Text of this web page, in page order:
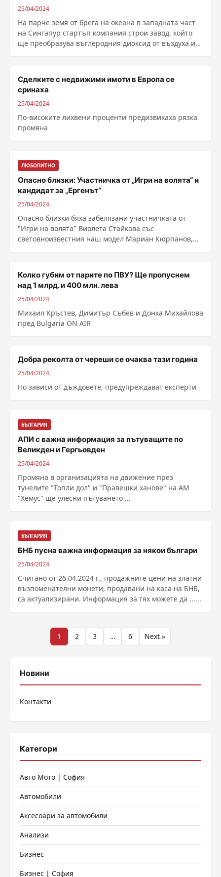
25/04/2024
На парче земя от брега на океана в западната част
на Сингапур стартъп компания строи завод, който
ще преобразува въглеродния диоксид от въздуха и
Сделките с недвижими имоти в Европа се
сринаха
25/04/2024
По-високите лихвени проценти предизвикаха рязка
промяна
ЛЮБОПИТНО
Опасно близки: Участничка от „Игри на волята“ и
кандидат за „Ергенът“
25/04/2024
Опасно близки бяха забелязани участничката от
"Игри на волята" Виолета Стайкова със
световноизвестния наш модел Мариан Кюрпанов,
Колко губим от парите по ПВУ? Ще пропуснем
над 1 млрд. и 400 млн. лева
25/04/2024
Михаил Кръстев, Димитър Събев и Донка Михайлова
пред Bulgaria ON AIR
Добра реколта от череши се очаква тази година
25/04/2024
Но зависи от дъждовете, предупреждават експерти
БЪЛГАРИЯ
АПИ с важна информация за пътуващите по
Великден и Гергьовден
25/04/2024
Промяна в организацията на движение през
тунелите "Топли дол" и "Правешки ханове" на АМ
"Хемус" ще улесни пътуването ...
БЪЛГАРИЯ
БНБ пусна важна информация за някои българи
25/04/2024
Считано от 26.04.2024 г., продажните цени на златни
възпоменателни монети, продавани на каса на БНБ,
са актуализирани. Информация за тях можете да ......
Разделяне
публикациите
1 2 3 … 6 Next »
Новини
Контакти
Категори
Авто Мото | София
Автомобили
Аксесоари за автомобили
Анализи
Бизнес
Бизнес | София